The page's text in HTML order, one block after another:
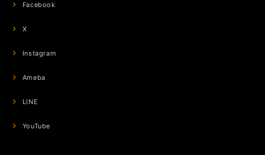
Facebook
X
Instagram
Ameba
LINE
YouTube